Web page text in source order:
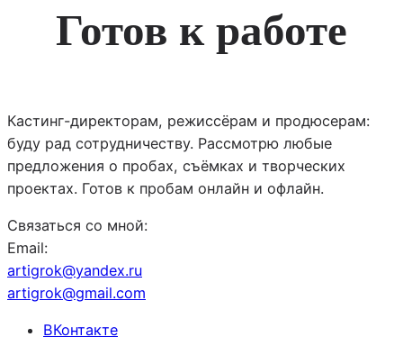
Готов к работе
Кастинг-директорам, режиссёрам и продюсерам:
буду рад сотрудничеству. Рассмотрю любые
предложения о пробах, съёмках и творческих
проектах. Готов к пробам онлайн и офлайн.
Связаться со мной:
Email:
artigrok@yandex.ru
artigrok@gmail.com
ВКонтакте